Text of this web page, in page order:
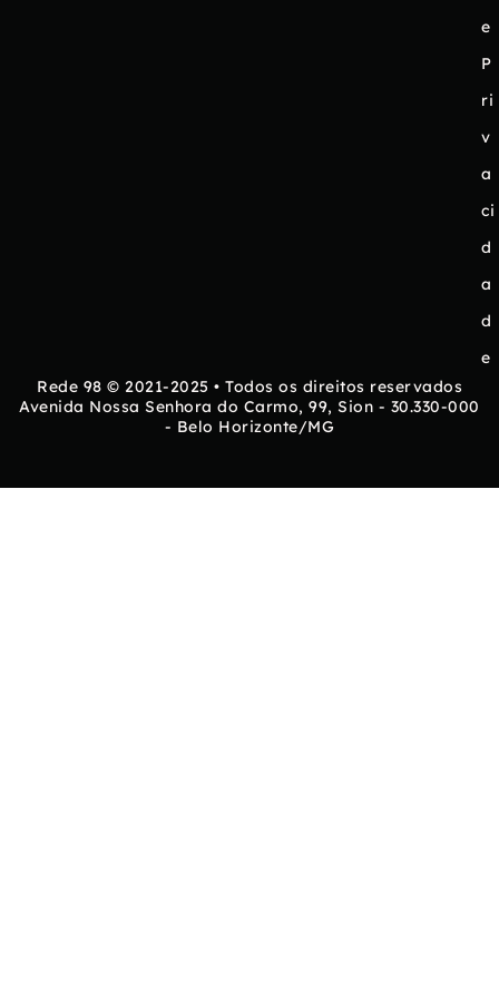
e
P
ri
v
a
ci
d
a
d
e
Rede 98 © 2021-2025 • Todos os direitos reservados
Avenida Nossa Senhora do Carmo, 99, Sion - 30.330-000
- Belo Horizonte/MG